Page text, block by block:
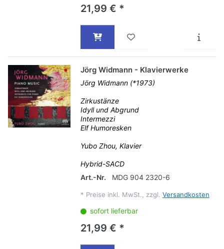
21,99 € *
Jörg Widmann - Klavierwerke
Jörg Widmann (*1973)
Zirkustänze
Idyll und Abgrund
Intermezzi
Elf Humoresken
Yubo Zhou, Klavier
Hybrid-SACD
Art.-Nr.
MDG 904 2320-6
* Preise inkl. MwSt., zzgl. Versandkosten
sofort lieferbar
21,99 € *